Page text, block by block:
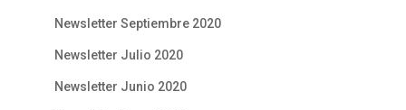
Newsletter Septiembre 2020
Newsletter Julio 2020
Newsletter Junio 2020